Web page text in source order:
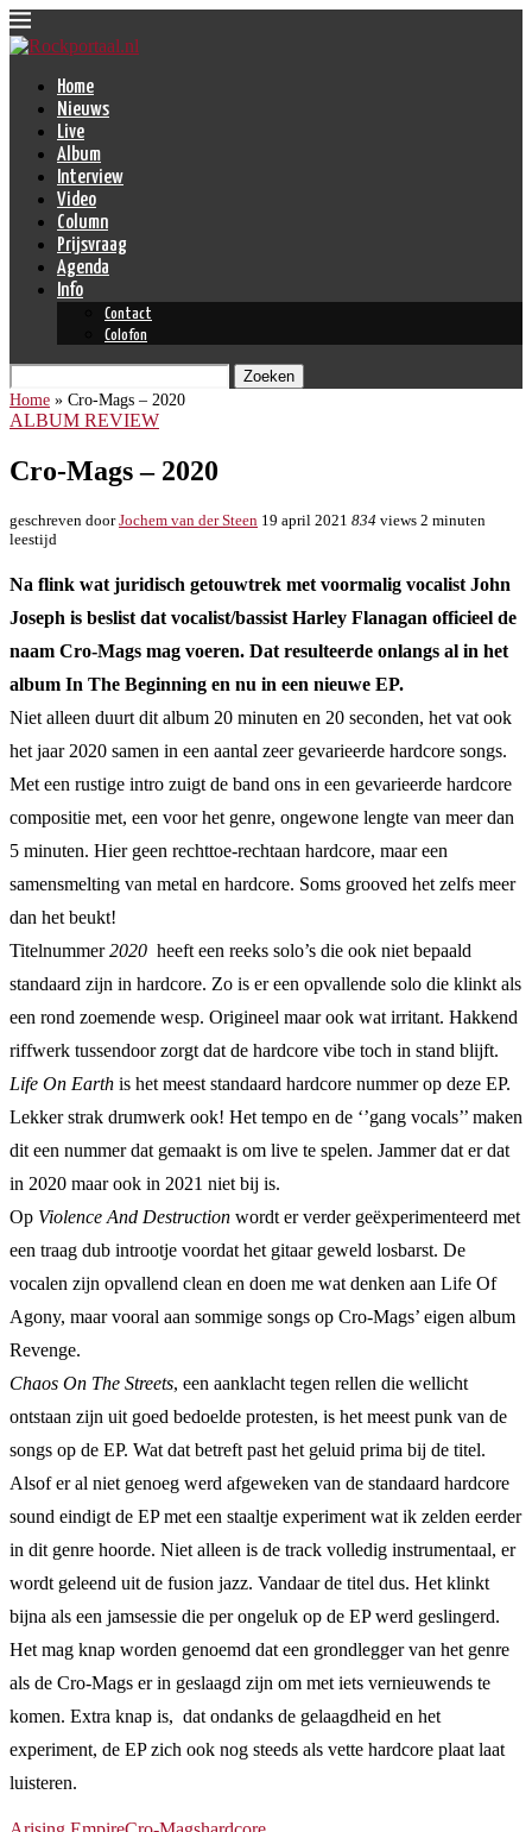
Home
Nieuws
Live
Album
Interview
Video
Column
Prijsvraag
Agenda
Info
Contact
Colofon
Zoeken
Home » Cro-Mags – 2020
ALBUM REVIEW
Cro-Mags – 2020
geschreven doorJochem van der Steen 19 april 2021 834 views 2 minuten
leestijd
Na flink wat juridisch getouwtrek met voormalig vocalist John
Joseph is beslist dat vocalist/bassist Harley Flanagan officieel de
naam Cro-Mags mag voeren. Dat resulteerde onlangs al in het
album In The Beginning en nu in een nieuwe EP.
Niet alleen duurt dit album 20 minuten en 20 seconden, het vat ook
het jaar 2020 samen in een aantal zeer gevarieerde hardcore songs.
Met een rustige intro zuigt de band ons in een gevarieerde hardcore
compositie met, een voor het genre, ongewone lengte van meer dan
5 minuten. Hier geen rechttoe-rechtaan hardcore, maar een
samensmelting van metal en hardcore. Soms grooved het zelfs meer
dan het beukt!
Titelnummer2020 heeft een reeks solo’s die ook niet bepaald
standaard zijn in hardcore. Zo is er een opvallende solo die klinkt als
een rond zoemende wesp. Origineel maar ook wat irritant. Hakkend
riffwerk tussendoor zorgt dat de hardcore vibe toch in stand blijft.
Life On Earth is het meest standaard hardcore nummer op deze EP.
Lekker strak drumwerk ook! Het tempo en de ‘’gang vocals’’ maken
dit een nummer dat gemaakt is om live te spelen. Jammer dat er dat
in 2020 maar ook in 2021 niet bij is.
Op Violence And Destruction wordt er verder geëxperimenteerd met
een traag dub introotje voordat het gitaar geweld losbarst. De
vocalen zijn opvallend clean en doen me wat denken aan Life Of
Agony, maar vooral aan sommige songs op Cro-Mags’ eigen album
Revenge.
Chaos On The Streets, een aanklacht tegen rellen die wellicht
ontstaan zijn uit goed bedoelde protesten, is het meest punk van de
songs op de EP. Wat dat betreft past het geluid prima bij de titel.
Alsof er al niet genoeg werd afgeweken van de standaard hardcore
sound eindigt de EP met een staaltje experiment wat ik zelden eerder
in dit genre hoorde. Niet alleen is de track volledig instrumentaal, er
wordt geleend uit de fusion jazz. Vandaar de titel dus. Het klinkt
bijna als een jamsessie die per ongeluk op de EP werd geslingerd.
Het mag knap worden genoemd dat een grondlegger van het genre
als de Cro-Mags er in geslaagd zijn om met iets vernieuwends te
komen. Extra knap is, dat ondanks de gelaagdheid en het
experiment, de EP zich ook nog steeds als vette hardcore plaat laat
luisteren.